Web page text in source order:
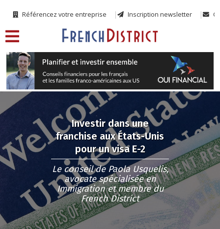
Référencez votre entreprise Inscription newsletter
Investir dans une
franchise aux États-Unis
pour un visa E-2
Le conseil de Paola Usquelis,
avocate spécialisée en
Immigration et membre du
French District